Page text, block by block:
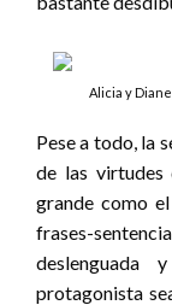
Alicia y
Pese a todo, la
de las virtudes
grande como
frases-
protagonista